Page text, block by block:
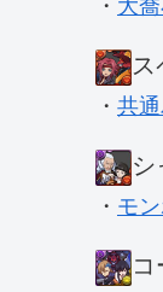
・ 大
・ 共
シ
・ モ